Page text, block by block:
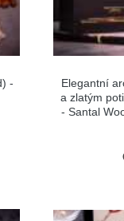
-
Elegantní
a zlatým
- Santal